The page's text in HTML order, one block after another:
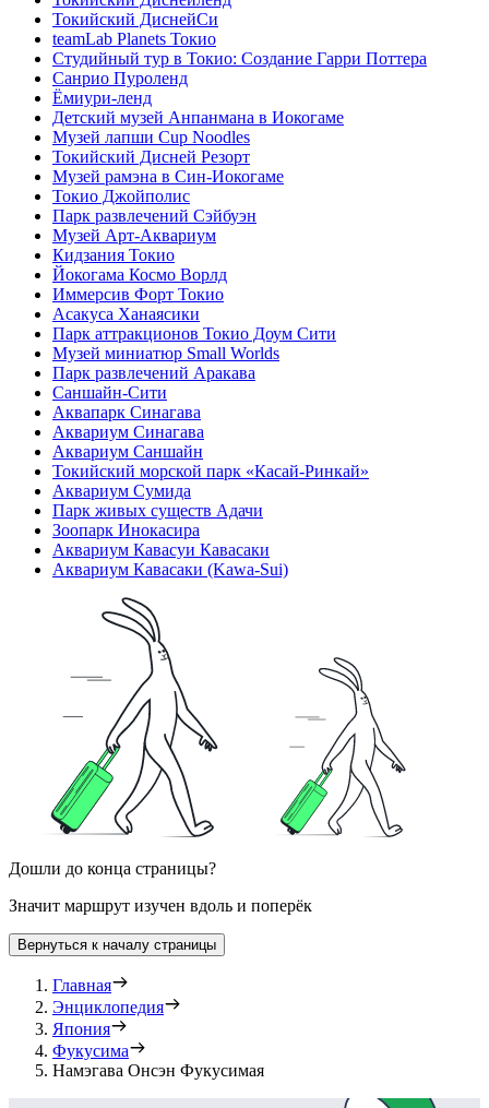
Токийский ДиснейСи
teamLab Planets Токио
Студийный тур в Токио: Создание Гарри Поттера
Санрио Пуроленд
Ёмиури-ленд
Детский музей Анпанмана в Иокогаме
Музей лапши Cup Noodles
Токийский Дисней Резорт
Музей рамэна в Син-Иокогаме
Токио Джойполис
Парк развлечений Сэйбуэн
Музей Арт-Аквариум
Кидзания Токио
Йокогама Космо Ворлд
Иммерсив Форт Токио
Асакуса Ханаясики
Парк аттракционов Токио Доум Сити
Музей миниатюр Small Worlds
Парк развлечений Аракава
Саншайн-Сити
Аквапарк Синагава
Аквариум Синагава
Аквариум Саншайн
Токийский морской парк «Касай-Ринкай»
Аквариум Сумида
Парк живых существ Адачи
Зоопарк Инокасира
Аквариум Кавасуи Кавасаки
Аквариум Кавасаки (Kawa-Sui)
Дошли до конца страницы?
Значит маршрут изучен вдоль и поперёк
Вернуться к началу страницы
Главная
Энциклопедия
Япония
Фукусима
Намэгава Онсэн Фукусимая